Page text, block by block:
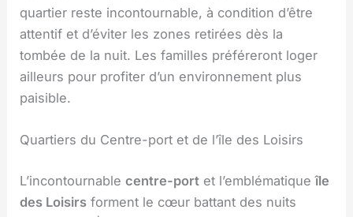
quartier reste incontournable, à condition d’être
attentif et d’éviter les zones retirées dès la
tombée de la nuit. Les familles préféreront loger
ailleurs pour profiter d’un environnement plus
paisible.
Quartiers du Centre-port et de l’île des Loisirs
L’incontournablecentre-port et l’emblématiqueîle
des Loisirs forment le cœur battant des nuits